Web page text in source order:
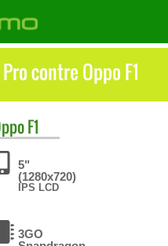
contre Oppo F1
F1
5"
(1280x720)
IPS LCD
3GO